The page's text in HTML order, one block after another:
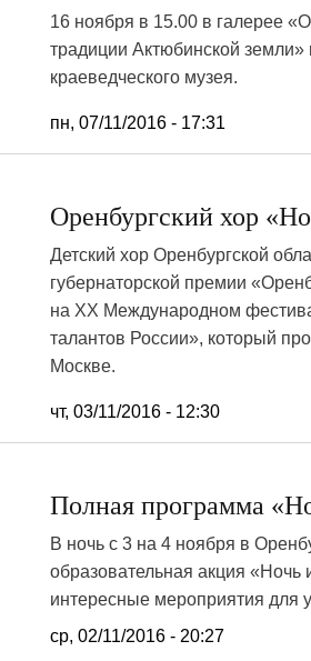
16 ноября в 15.00 в галерее
традиции Актюбинской земли»
краеведческого музея.
пн, 07/11/2016 - 17:31
Оренбургский хор
Детский хор Оренбургской
губернаторской премии
на XX Международном
талантов России», который
Москве.
чт, 03/11/2016 - 12:30
Полная программа
В ночь с 3 на 4 ноября в
образовательная акция «Ночь
интересные мероприятия для
ср, 02/11/2016 - 20:27